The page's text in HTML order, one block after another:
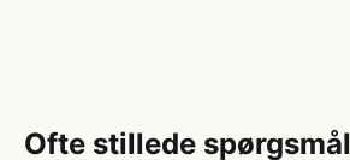
Ofte stillede spørgsmål